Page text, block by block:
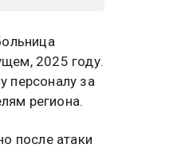
2025 году.
персоналу за
региона.
после атаки